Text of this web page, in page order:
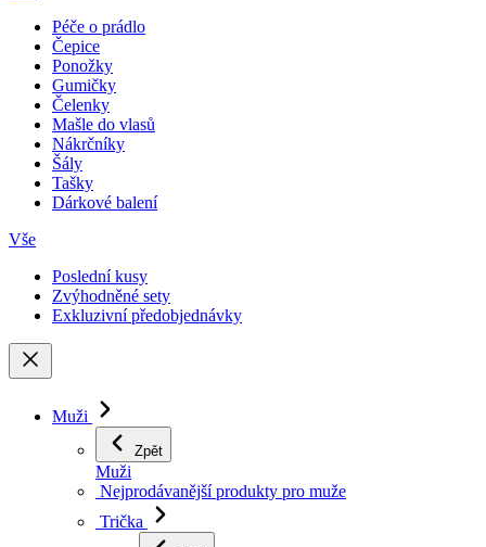
Péče o prádlo
Čepice
Ponožky
Gumičky
Čelenky
Mašle do vlasů
Nákrčníky
Šály
Tašky
Dárkové balení
Vše
Poslední kusy
Zvýhodněné sety
Exkluzivní předobjednávky
Muži
Zpět
Muži
Nejprodávanější produkty pro muže
Trička